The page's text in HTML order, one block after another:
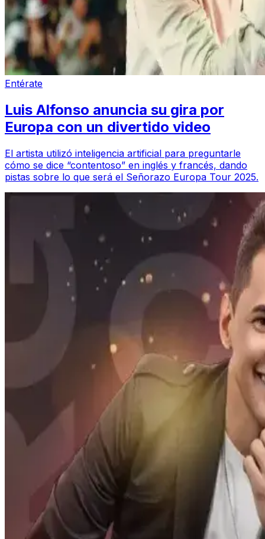
Entérate
Luis Alfonso anuncia su gira por
Europa con un divertido video
El artista utilizó inteligencia artificial para preguntarle
cómo se dice “contentoso” en inglés y francés, dando
pistas sobre lo que será el Señorazo Europa Tour 2025.